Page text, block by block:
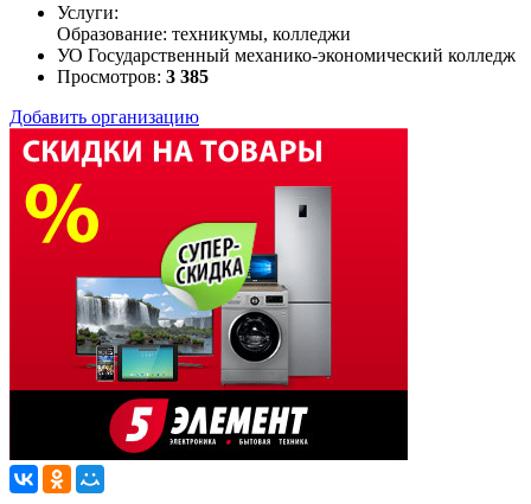
Услуги:
Образование: техникумы, колледжи
УО Государственный механико-экономический колледж
Просмотров: 3 385
Добавить организацию